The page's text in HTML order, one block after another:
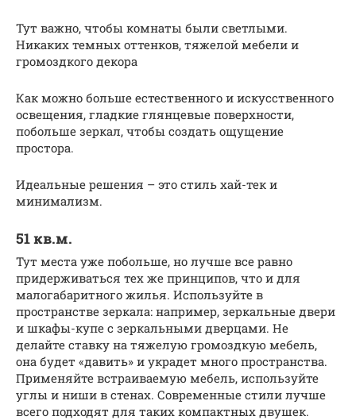
Тут важно, чтобы комнаты были светлыми.
Никаких темных оттенков, тяжелой мебели и
громоздкого декора
Как можно больше естественного и искусственного
освещения, гладкие глянцевые поверхности,
побольше зеркал, чтобы создать ощущение
простора.
Идеальные решения – это стиль хай-тек и
минимализм.
51 кв.м.
Тут места уже побольше, но лучше все равно
придерживаться тех же принципов, что и для
малогабаритного жилья. Используйте в
пространстве зеркала: например, зеркальные двери
и шкафы-купе с зеркальными дверцами. Не
делайте ставку на тяжелую громоздкую мебель,
она будет «давить» и украдет много пространства.
Применяйте встраиваемую мебель, используйте
углы и ниши в стенах. Современные стили лучше
всего подходят для таких компактных двушек.